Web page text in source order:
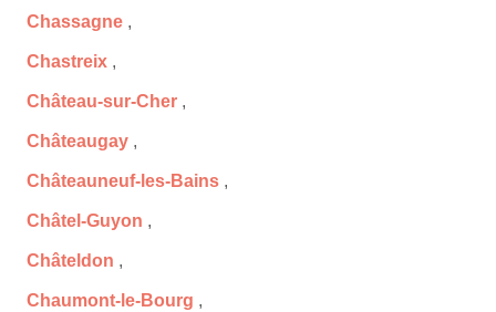
Chassagne ,
Chastreix ,
Château-sur-Cher ,
Châteaugay ,
Châteauneuf-les-Bains ,
Châtel-Guyon ,
Châteldon ,
Chaumont-le-Bourg ,